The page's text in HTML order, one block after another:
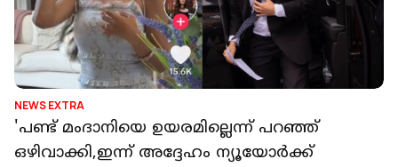
NEWS EXTRA
'പണ്ട് മംദാനിയെ ഉയരമില്ലെന്ന് പറഞ്ഞ്
ഒഴിവാക്കി,ഇന്ന് അദ്ദേഹം ന്യൂയോർക്ക്